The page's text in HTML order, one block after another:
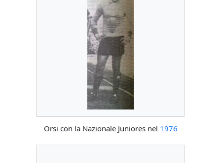
Orsi con la Nazionale Juniores nel 1976